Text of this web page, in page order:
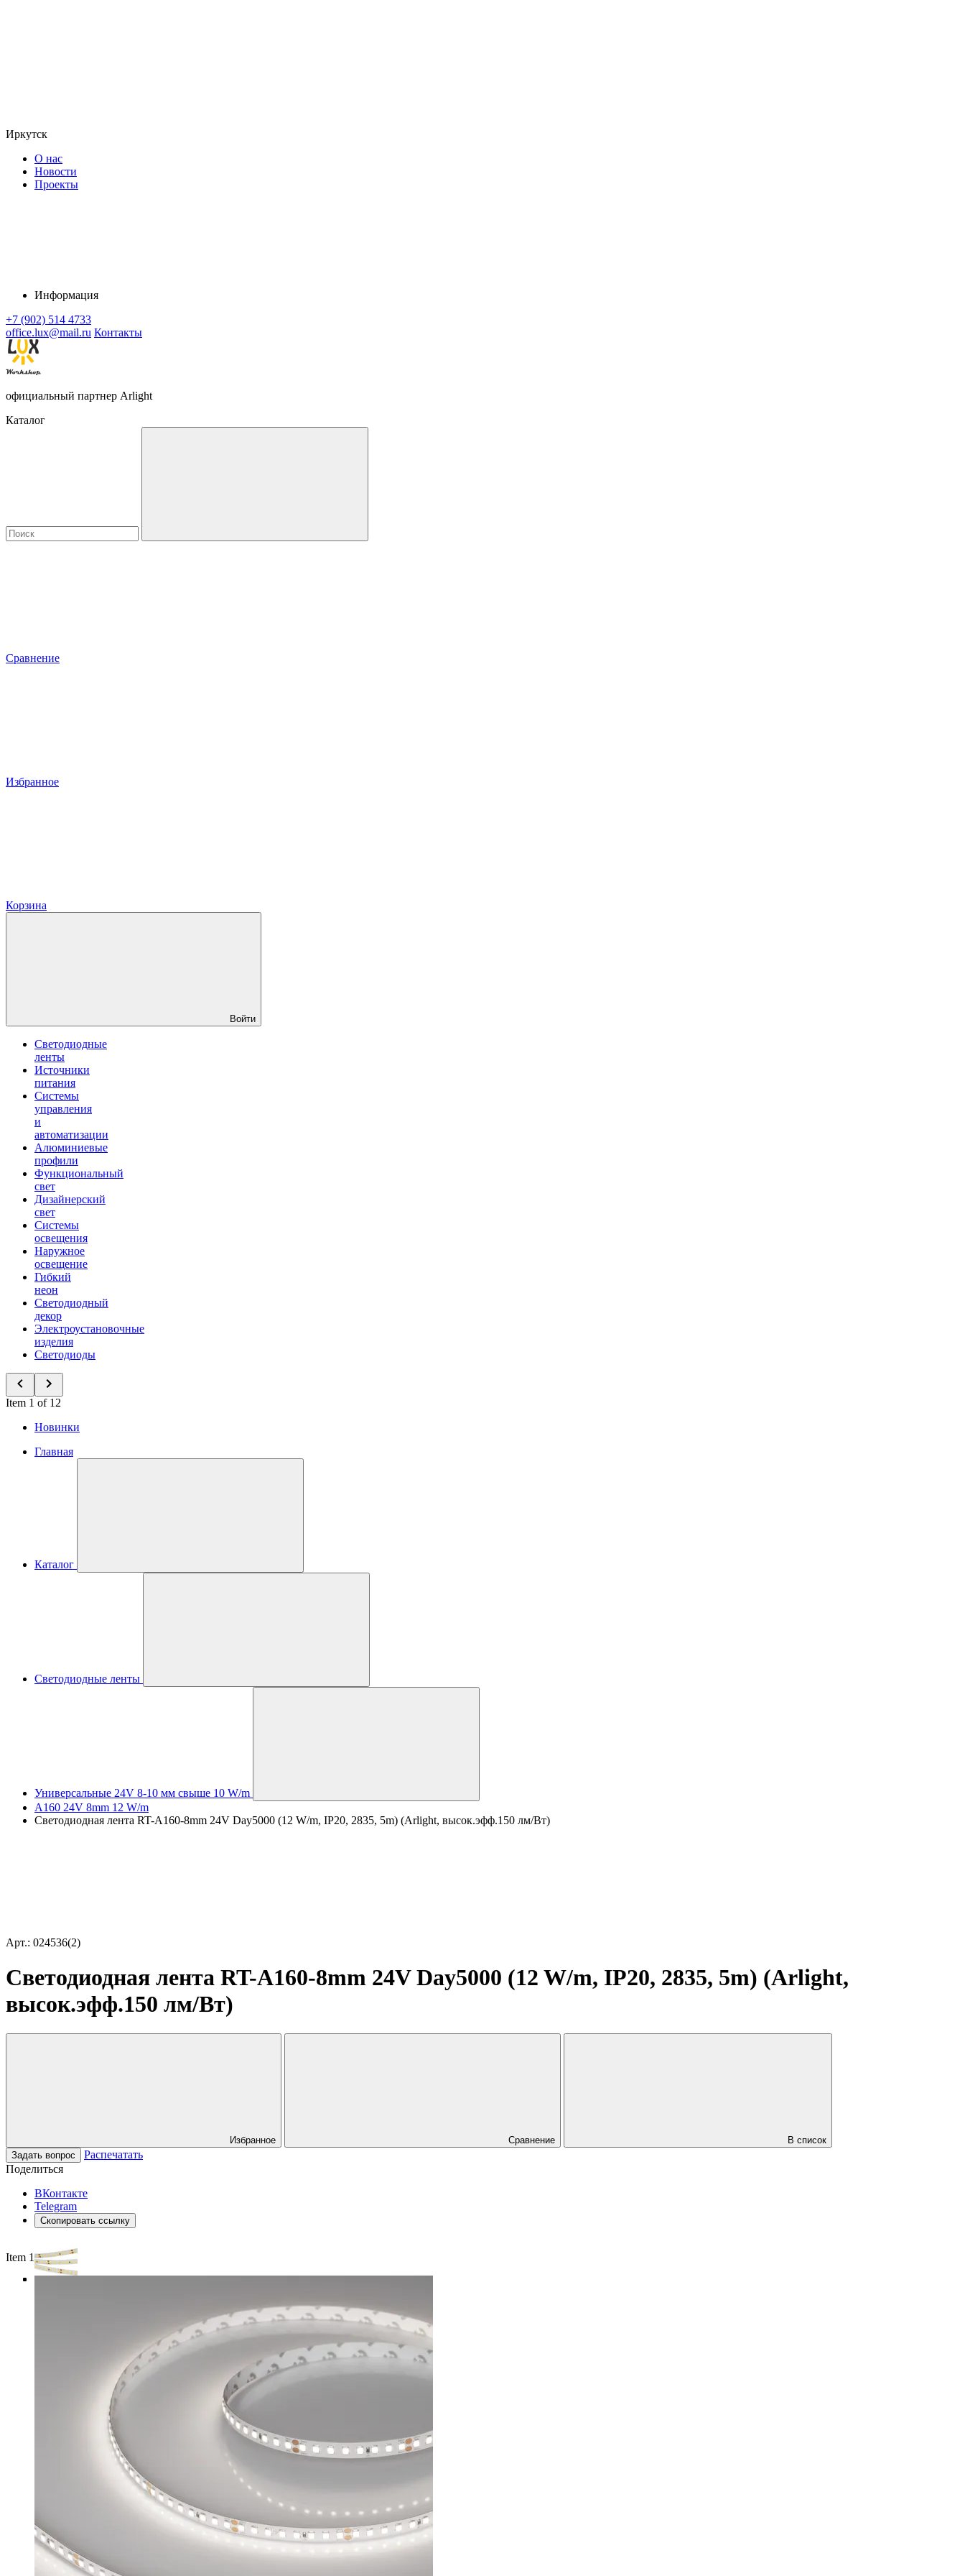
Иркутск
О нас
Новости
Проекты
Информация
+7 (902) 514 4733
office.lux@mail.ru Контакты
официальный партнер Arlight
Каталог
Сравнение
Избранное
Корзина
Войти
Светодиодные
ленты
Источники
питания
Системы
управления
и
автоматизации
Алюминиевые
профили
Функциональный
свет
Дизайнерский
свет
Системы
освещения
Наружное
освещение
Гибкий
неон
Светодиодный
декор
Электроустановочные
изделия
Светодиоды
Item 1 of 12
Новинки
Главная
Каталог
Светодиодные ленты
Универсальные 24V 8-10 мм свыше 10 W/m
A160 24V 8mm 12 W/m
Светодиодная лента RT-A160-8mm 24V Day5000 (12 W/m, IP20, 2835, 5m) (Arlight, высок.эфф.150 лм/Вт)
Арт.: 024536(2)
Светодиодная лента RT-A160-8mm 24V Day5000 (12 W/m, IP20, 2835, 5m) (Arlight,
высок.эфф.150 лм/Вт)
Избранное Сравнение
В список
Задать вопрос
Распечатать
Поделиться
ВКонтакте
Telegram
Скопировать ссылку
Item 1 of 4